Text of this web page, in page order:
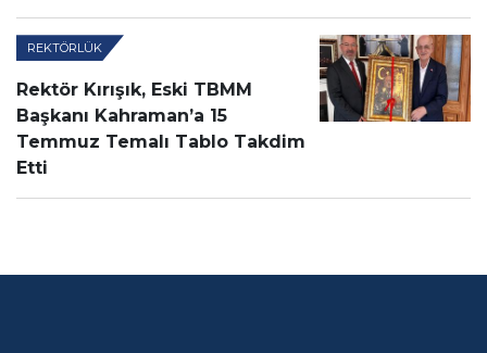
REKTÖRLÜK
Rektör Kırışık, Eski TBMM
Başkanı Kahraman’a 15
Temmuz Temalı Tablo Takdim
Etti